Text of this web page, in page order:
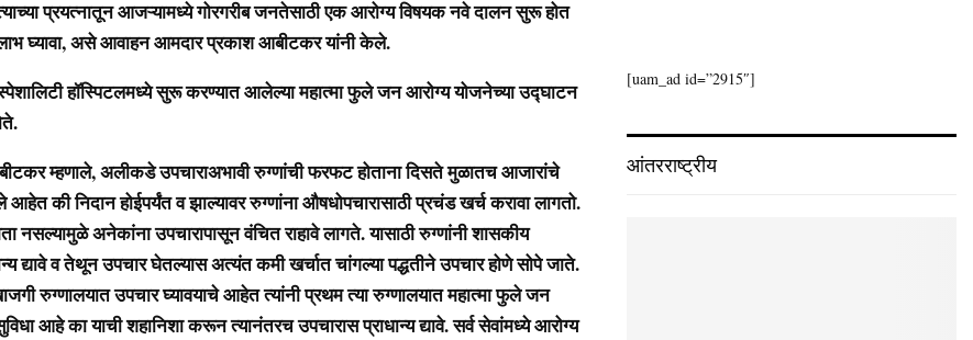
प्रयत्नातून आजऱ्यामध्ये गोरगरीब जनतेसाठी एक आरोग्य विषयक नवे दालन सुरू होत
लाभ घ्यावा, असे आवाहन आमदार प्रकाश आबीटकर यांनी केले.
हॉस्पिटलमध्ये सुरू करण्यात आलेल्या महात्मा फुले जन आरोग्य योजनेच्या उद्घाटन
म्हणाले, अलीकडे उपचाराअभावी रुग्णांची फरफट होताना दिसते मुळातच आजारांचे
की निदान होईपर्यंत व झाल्यावर रुग्णांना औषधोपचारासाठी प्रचंड खर्च करावा लागतो.
नसल्यामुळे अनेकांना उपचारापासून वंचित राहावे लागते. यासाठी रुग्णांनी शासकीय
द्यावे व तेथून उपचार घेतल्यास अत्यंत कमी खर्चात चांगल्या पद्धतीने उपचार होणे सोपे जाते.
रुग्णालयात उपचार घ्यावयाचे आहेत त्यांनी प्रथम त्या रुग्णालयात महात्मा फुले जन
आहे का याची शहानिशा करून त्यानंतरच उपचारास प्राधान्य द्यावे. सर्व सेवांमध्ये आरोग्य
[uam_ad id=”2915″]
आंतरराष्ट्रीय